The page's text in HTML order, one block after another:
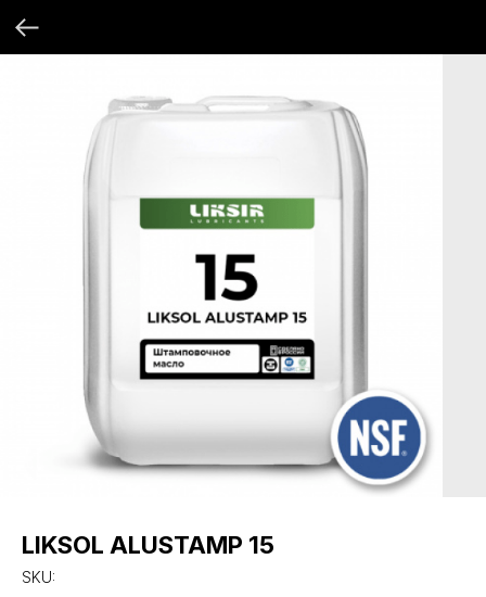
LIKSOL ALUSTAMP 15
SKU: